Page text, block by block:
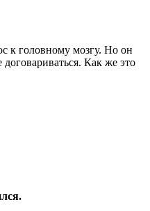
к головному мозгу. Но он
Как же это